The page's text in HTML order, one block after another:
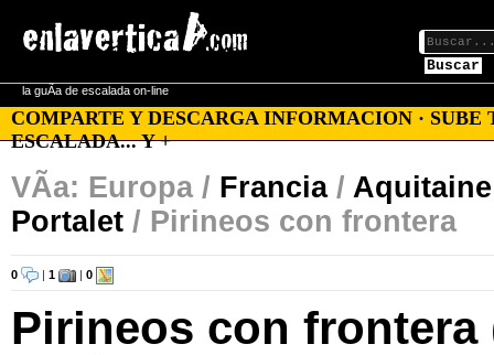
Buscar
la guÃ­a de escalada on-line
COMPARTE Y DESCARGA INFORMACION · SUBE
ESCALADA... Y +
VÃ­a: Europa / Francia/ Aquitaine
Portalet / Pirineos con frontera
0 | 1 | 0
Pirineos con frontera